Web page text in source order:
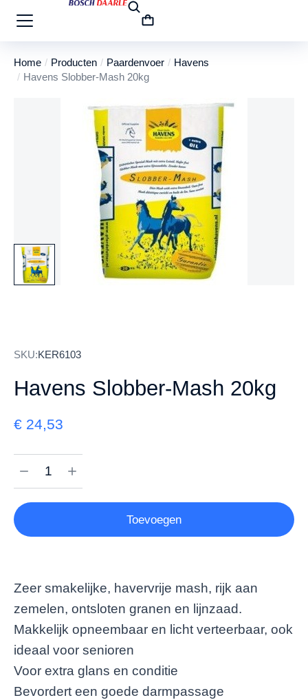
Je bent hier:
Home Producten Paardenvoer
Havens
Havens Slobber-Mash 20kg
SKU:KER6103
Havens Slobber-Mash 20kg
€ 24,53
Toevoegen
Zeer smakelijke, havervrije mash, rijk aan
zemelen, ontsloten granen en lijnzaad.
Makkelijk opneembaar en licht verteerbaar, ook
ideaal voor senioren
Voor extra glans en conditie
Bevordert een goede darmpassage